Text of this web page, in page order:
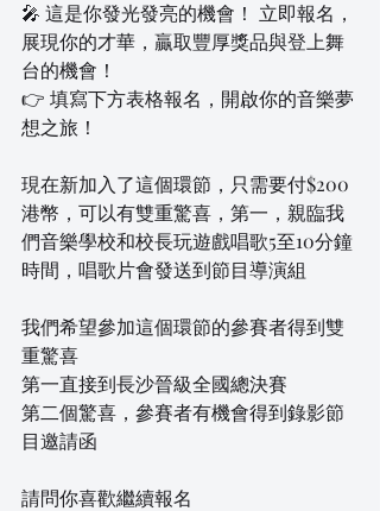
🎤 這是你發光發亮的機會！ 立即報名，
展現你的才華，贏取豐厚獎品與登上舞
台的機會！
👉 填寫下方表格報名，開啟你的音樂夢
想之旅！
現在新加入了這個環節，只需要付$200
港幣，可以有雙重驚喜，第一，親臨我
們音樂學校和校長玩遊戲唱歌5至10分鐘
時間，唱歌片會發送到節目導演組
我們希望參加這個環節的參賽者得到雙
重驚喜
第一直接到長沙晉級全國總決賽
第二個驚喜，參賽者有機會得到錄影節
目邀請函
請問你喜歡繼續報名